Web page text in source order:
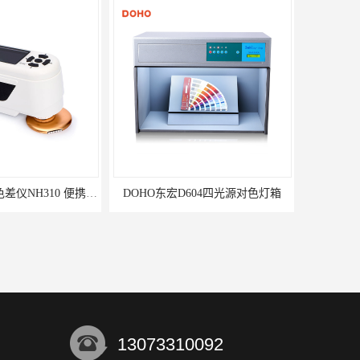
3nh三恩时电脑色差仪NH310 便携式精密色差仪 DOHO东宏D604四光源对色灯箱
13073310092